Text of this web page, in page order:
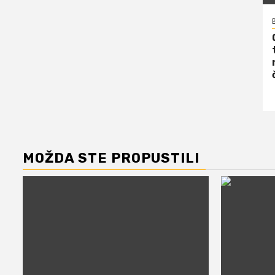
MOŽDA STE PROPUSTILI